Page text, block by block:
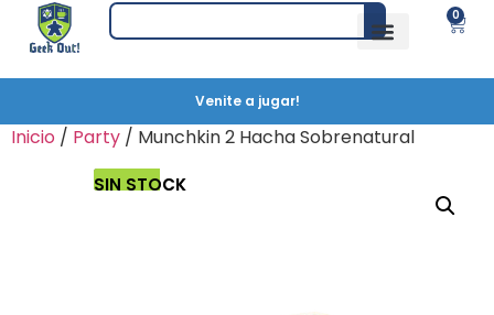
0
Venite a jugar!
Inicio / Party / Munchkin 2 Hacha Sobrenatural
SIN STOCK